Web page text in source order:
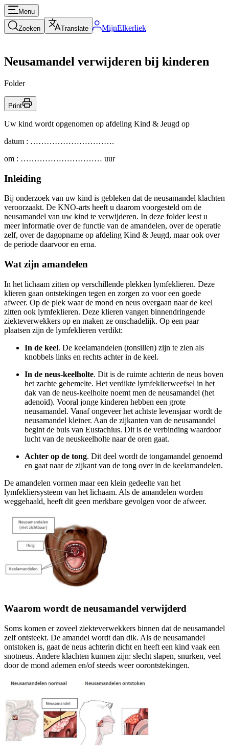
Menu
Zoeken Translate MijnElkerliek
Neusamandel verwijderen bij kinderen
Folder
Print
Uw kind wordt opgenomen op afdeling Kind & Jeugd op
datum : ………………………….
om : ………………………… uur
Inleiding
Bij onderzoek van uw kind is gebleken dat de neusamandel klachten
veroorzaakt. De KNO-arts heeft u daarom voorgesteld om de
neusamandel van uw kind te verwijderen. In deze folder leest u
meer informatie over de functie van de amandelen, over de operatie
zelf, over de dagopname op afdeling Kind & Jeugd, maar ook over
de periode daarvoor en erna.
Wat zijn amandelen
In het lichaam zitten op verschillende plekken lymfeklieren. Deze
klieren gaan ontstekingen tegen en zorgen zo voor een goede
afweer. Op de plek waar de mond en neus overgaan naar de keel
zitten ook lymfeklieren. Deze klieren vangen binnendringende
ziekteverwekkers op en maken ze onschadelijk. Op een paar
plaatsen zijn de lymfeklieren verdikt:
In de keel. De keelamandelen (tonsillen) zijn te zien als
knobbels links en rechts achter in de keel.
In de neus-keelholte. Dit is de ruimte achterin de neus boven
het zachte gehemelte. Het verdikte lymfeklierweefsel in het
dak van de neus-keelholte noemt men de neusamandel (het
adenoïd). Vooral jonge kinderen hebben een grote
neusamandel. Vanaf ongeveer het achtste levensjaar wordt de
neusamandel kleiner. Aan de zijkanten van de neusamandel
begint de buis van Eustachius. Dit is de verbinding waardoor
lucht van de neuskeelholte naar de oren gaat.
Achter op de tong. Dit deel wordt de tongamandel genoemd
en gaat naar de zijkant van de tong over in de keelamandelen.
De amandelen vormen maar een klein gedeelte van het
lymfekliersysteem van het lichaam. Als de amandelen worden
weggehaald, heeft dit geen merkbare gevolgen voor de afweer.
Waarom wordt de neusamandel verwijderd
Soms komen er zoveel ziekteverwekkers binnen dat de neusamandel
zelf ontsteekt. De amandel wordt dan dik. Als de neusamandel
ontstoken is, gaat de neus achterin dicht en heeft een kind vaak een
snotneus. Andere klachten kunnen zijn: slecht slapen, snurken, veel
door de mond ademen en/of steeds weer oorontstekingen.